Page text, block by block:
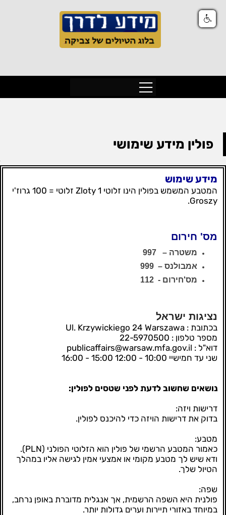
פולין מידע שימושי
מידע שימוש
המטבע המשמש בפולין הינו זלוטי Zloty 1 זלוטי = 100 גרוז'י
Groszy.
מס' חירום
משטרה – 997
אמבולנס – 999
מס'חירום - 112
נציגות ישראל
בכתובת : Ul. Krzywickiego 24 Warszawa
מספר טלפון : 22-5970500
דוא"ל : publicaffairs@warsaw.mfa.gov.il
שני עד חמישיי 10:00 - 12:00 15:00 - 16:00
נושאים שחשוב לדעת לפני שטסים לפולין:
דרישות ויזה:
בדוק את דרישות הויזה כדי להיכנס לפולין.
מטבע:
כאמור המטבע הרשמי של פולין הוא הזלוטי הפולני (PLN).
ודא שיש לך מטבע מקומי או אמצעי אמין לגישה אליו במהלך
הטיול שלך.
שפה:
פולנית היא השפה הרשמית, אך אנגלית מדוברת באופן נרחב,
במיוחד באזורי תיירות וערים גדולות יותר.